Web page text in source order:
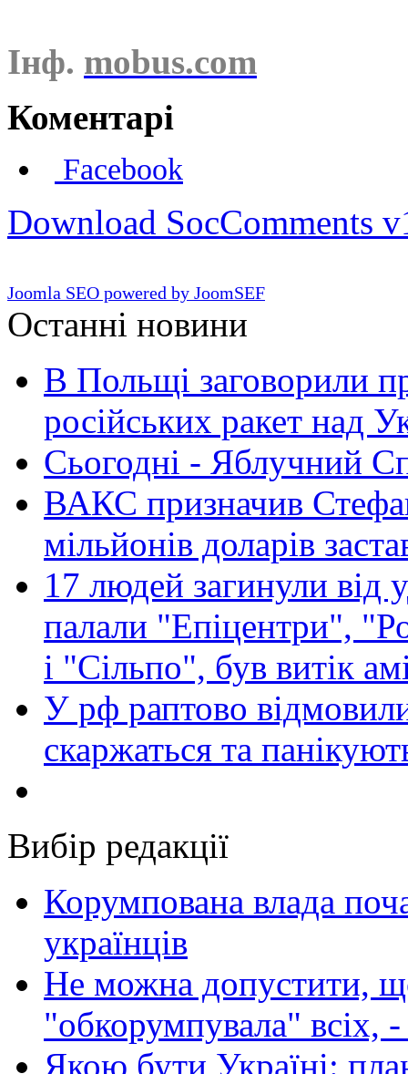
Інф. mobus.com
Коментарі
Facebook
Download SocComments
Joomla SEO powered by JoomSEF
Останні новини
В Польщі заговорили
російських ракет над
Сьогодні - Яблучний
ВАКС призначив
мільйонів доларів
17 людей загинули від
палали "Епіцентри",
і "Сільпо", був витік
У рф раптово
скаржаться та
Вибір редакції
Корумпована влада
українців
Не можна допустити,
"обкорумпувала" всіх,
Якою бути Україні: